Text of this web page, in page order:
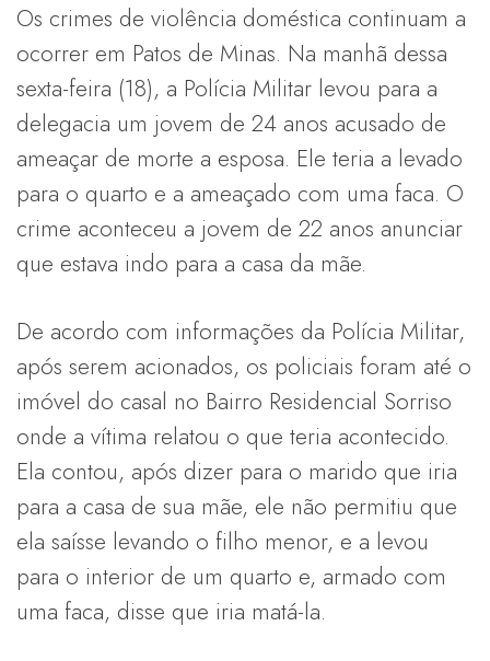
Os crimes de violência doméstica continuam a
ocorrer em Patos de Minas. Na manhã dessa
sexta-feira (18), a Polícia Militar levou para a
delegacia um jovem de 24 anos acusado de
ameaçar de morte a esposa. Ele teria a levado
para o quarto e a ameaçado com uma faca. O
crime aconteceu a jovem de 22 anos anunciar
que estava indo para a casa da mãe.
De acordo com informações da Polícia Militar,
após serem acionados, os policiais foram até o
imóvel do casal no Bairro Residencial Sorriso
onde a vítima relatou o que teria acontecido.
Ela contou, após dizer para o marido que iria
para a casa de sua mãe, ele não permitiu que
ela saísse levando o filho menor, e a levou
para o interior de um quarto e, armado com
uma faca, disse que iria matá-la.